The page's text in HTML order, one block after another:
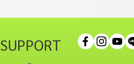
SUPPORT